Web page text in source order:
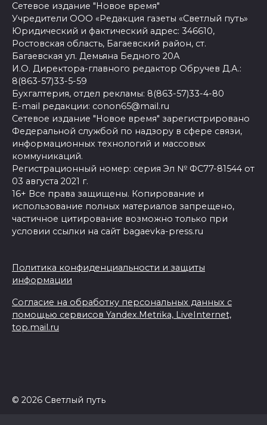
Сетевое издание "Новое время"
Учредители ООО «Редакция газеты «Светлый путь»
Юридический и фактический адрес: 346610,
Ростовская область, Багаевский район, ст.
Багаевская ул. Демьяна Бедного 20А
И.О. Директора-главного редактор Обручев Д.А.:
8(863-57)33-5-59
Бухгалтерия, отдел рекламы: 8(863-57)33-4-80
E-mail редакции: conon65@mail.ru
Сетевое издание "Новое время" зарегистрировано
Федеральной службой по надзору в сфере связи,
информационных технологий и массовых
коммуникаций.
Регистрационный номер: серия Эл № ФС77-81544 от
03 августа 2021 г.
16+ Все права защищены. Копирование и
использование полных материалов запрещено,
частичное цитирование возможно только при
условии ссылки на сайт bagaevka-press.ru
Политика конфиденциальности и защиты
информации
Согласие на обработку персональных данных с
помощью сервисов Yandex.Metrika, LiveInternet,
top.mail.ru
© 2026 Светлый путь